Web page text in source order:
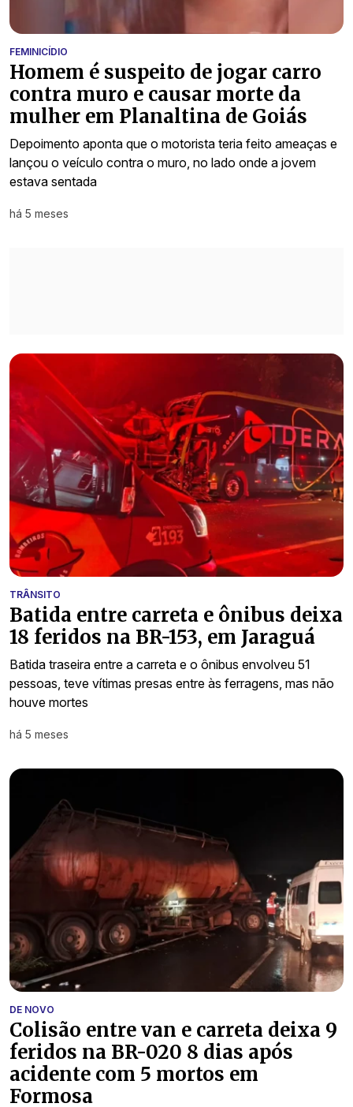
FEMINICÍDIO
Homem é suspeito de jogar carro
contra muro e causar morte da
mulher em Planaltina de Goiás
Depoimento aponta que o motorista teria feito ameaças e
lançou o veículo contra o muro, no lado onde a jovem
estava sentada
há 5 meses
TRÂNSITO
Batida entre carreta e ônibus deixa
18 feridos na BR-153, em Jaraguá
Batida traseira entre a carreta e o ônibus envolveu 51
pessoas, teve vítimas presas entre às ferragens, mas não
houve mortes
há 5 meses
DE NOVO
Colisão entre van e carreta deixa 9
feridos na BR-020 8 dias após
acidente com 5 mortos em
Formosa